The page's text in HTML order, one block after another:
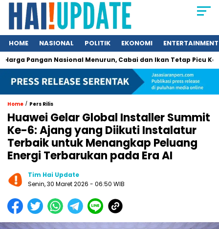
HOME NASIONAL POLITIK EKONOMI ENTERTAINMENT
Nasional Menurun, Cabai dan Ikan Tetap Picu Kegelisahan
Home / Pers Rilis
Huawei Gelar Global Installer Summit
Ke-6: Ajang yang Diikuti Instalatur
Terbaik untuk Menangkap Peluang
Energi Terbarukan pada Era AI
Tim Hai Update
Senin, 30 Maret 2026 - 06:50 WIB